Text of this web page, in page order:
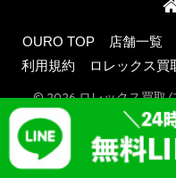
OURO TOP 店舗一覧
利用規約
ロレックス買
© 2026 ロレックス買取/
OURO TOP 店舗一覧 会社概要